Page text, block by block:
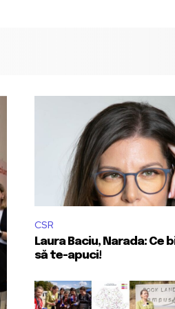
CSR
Laura Baciu, Narada: Ce
să te-apuci!